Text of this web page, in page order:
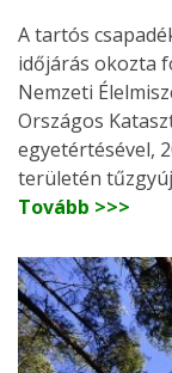
A tartós
időjárás okozta
Nemzeti
Országos
egyetértésével,
területén
Tovább >>>